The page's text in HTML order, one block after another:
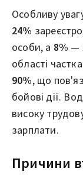
Особливу
24%
особи, а 8% —
області частка
90%, що
бойові дії.
високу
зарплати.
Причини